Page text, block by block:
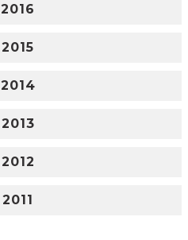
2016
2015
2014
2013
2012
2011